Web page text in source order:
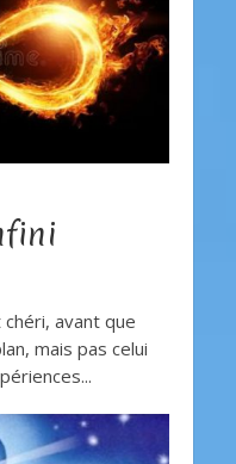
avant que
mais pas celui